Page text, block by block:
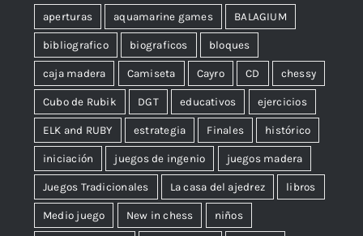
aperturas aquamarine games BALAGIUM
bibliografico biograficos bloques
caja madera Camiseta Cayro CD chessy
Cubo de Rubik DGT educativos ejercicios
ELK and RUBY estrategia Finales histórico
iniciación juegos de ingenio juegos madera
Juegos Tradicionales La casa del ajedrez libros
Medio juego New in chess niños